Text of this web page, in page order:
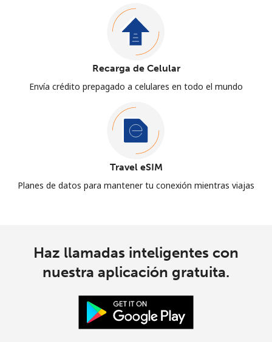
Recarga de Celular
Envía crédito prepagado a celulares en todo el mundo
Travel eSIM
Planes de datos para mantener tu conexión mientras viajas
Haz llamadas inteligentes con
nuestra aplicación gratuita.